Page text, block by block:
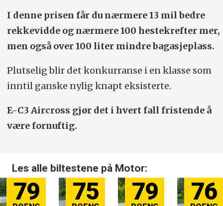
I denne prisen får du nærmere 13 mil bedre
rekkevidde og nærmere 100 hestekrefter mer,
men også over 100 liter mindre bagasjeplass.
Plutselig blir det konkurranse i en klasse som
inntil ganske nylig knapt eksisterte.
E-C3 Aircross gjør det i hvert fall fristende å
være fornuftig.
Les alle biltestene på Motor:
75 79 76 84